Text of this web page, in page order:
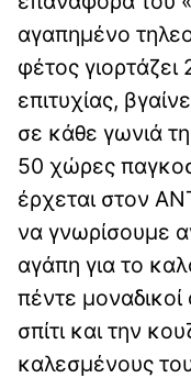
αγαπημένο
φέτος γιορτάζει
επιτυχίας,
σε κάθε γωνιά
50 χώρες
έρχεται στον
να γνωρίσουμε
αγάπη για το
πέντε
σπίτι και την
καλεσμένους